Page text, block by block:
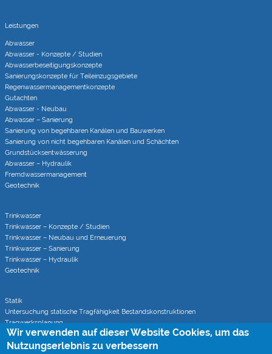
Leistungen
Abwasser
Abwasser - Konzepte / Studien
Abwasserbeseitigungs­konzepte
Sanierungs­konzepte für Teileinzugs­gebiete
Regenwasser­managementkonzepte
Gutachten
Abwasser - Neubau
Abwasser – Sanierung
Sanierung von begehbaren Kanälen und Bauwerken
Sanierung von nicht begehbaren Kanälen und Schächten
Grundstücks­entwässerung
Abwasser – Hydraulik
Fremdwasser­manage­ment
Geotechnik
Trinkwasser
Trinkwasser – Konzepte / Studien
Trinkwasser – Neubau und Erneuerung
Trinkwasser – Sanierung
Trinkwasser – Hydraulik
Geotechnik
Statik
Untersuchung statische Tragfähigkeit Bestandskonstruktionen
Tragwerksplanung
Statische Berechnungen bei Sanierungsverfahren
Wir verwenden auf dieser Website Cookies, um das
Nutzungserlebnis zu verbessern